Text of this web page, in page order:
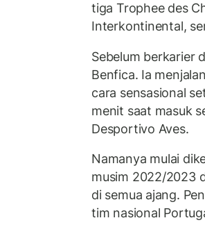
tiga Trophee des
Interkontinental,
Sebelum berkarier
Benfica. Ia
cara sensasional
menit saat masuk
Desportivo Aves.
Namanya mulai
musim 2022/2023
di semua ajang.
tim nasional